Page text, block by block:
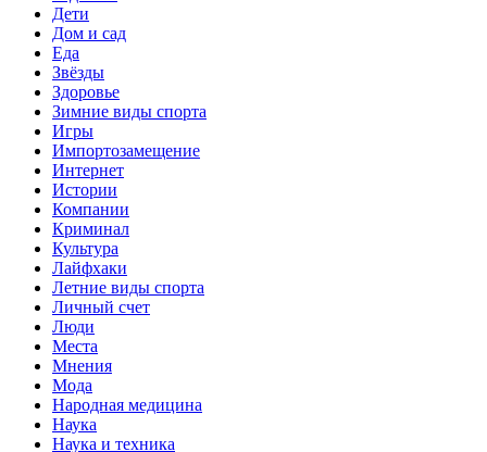
Дети
Дом и сад
Еда
Звёзды
Здоровье
Зимние виды спорта
Игры
Импортозамещение
Интернет
Истории
Компании
Криминал
Культура
Лайфхаки
Летние виды спорта
Личный счет
Люди
Места
Мнения
Мода
Народная медицина
Наука
Наука и техника